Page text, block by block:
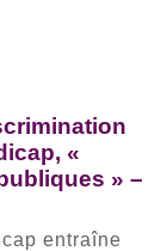
«
» –
entraîne